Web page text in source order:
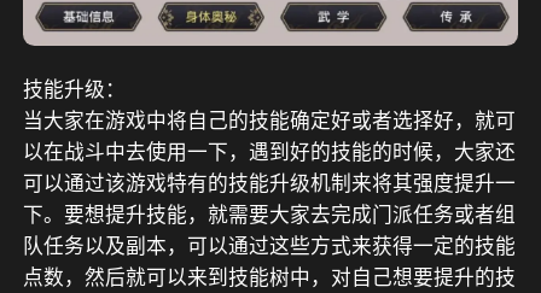
技能升级：
当大家在游戏中将自己的技能确定好或者选择好，就可
以在战斗中去使用一下，遇到好的技能的时候，大家还
可以通过该游戏特有的技能升级机制来将其强度提升一
下。要想提升技能，就需要大家去完成门派任务或者组
队任务以及副本，可以通过这些方式来获得一定的技能
点数，然后就可以来到技能树中，对自己想要提升的技